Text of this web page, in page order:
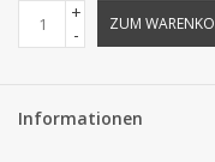
+
-
ZUM
Informationen